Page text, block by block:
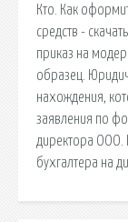
Кто. Как
средств -
приказ на
образец.
нахождения,
заявления по
директора ООО.
бухгалтера на